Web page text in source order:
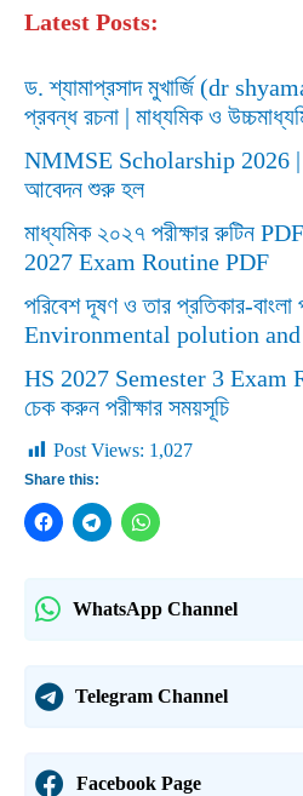
Latest Posts:
ড. শ্যামাপ্রসাদ মুখার্জি (dr
প্রবন্ধ রচনা | মাধ্যমিক ও
NMMSE Scholarship 2026 |
আবেদন শুরু হল
মাধ্যমিক ২০২৭ পরীক্ষার রুটিন
2027 Exam Routine PDF
পরিবেশ দূষণ ও তার প্রতিকার-বাংলা
Environmental polution
HS 2027 Semester 3 Exam
চেক করুন পরীক্ষার সময়সূচি
Post Views: 1,027
Share this:
WhatsApp Channel
Telegram Channel
Facebook Page